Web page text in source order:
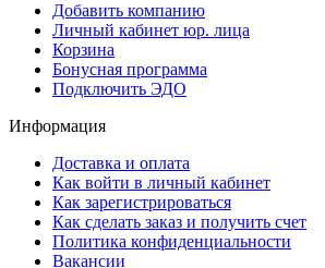
Добавить компанию
Личный кабинет юр. лица
Корзина
Бонусная программа
Подключить ЭДО
Информация
Доставка и оплата
Как войти в личный кабинет
Как зарегистрироваться
Как сделать заказ и получить счет
Политика конфиденциальности
Вакансии